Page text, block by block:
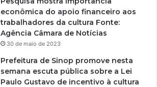
econômica do apoio financeiro aos
trabalhadores da cultura Fonte:
Agência Câmara de Notícias
30 de maio de 2023
Prefeitura de Sinop promove nesta
semana escuta pública sobre a Lei
Paulo Gustavo de incentivo à cultura